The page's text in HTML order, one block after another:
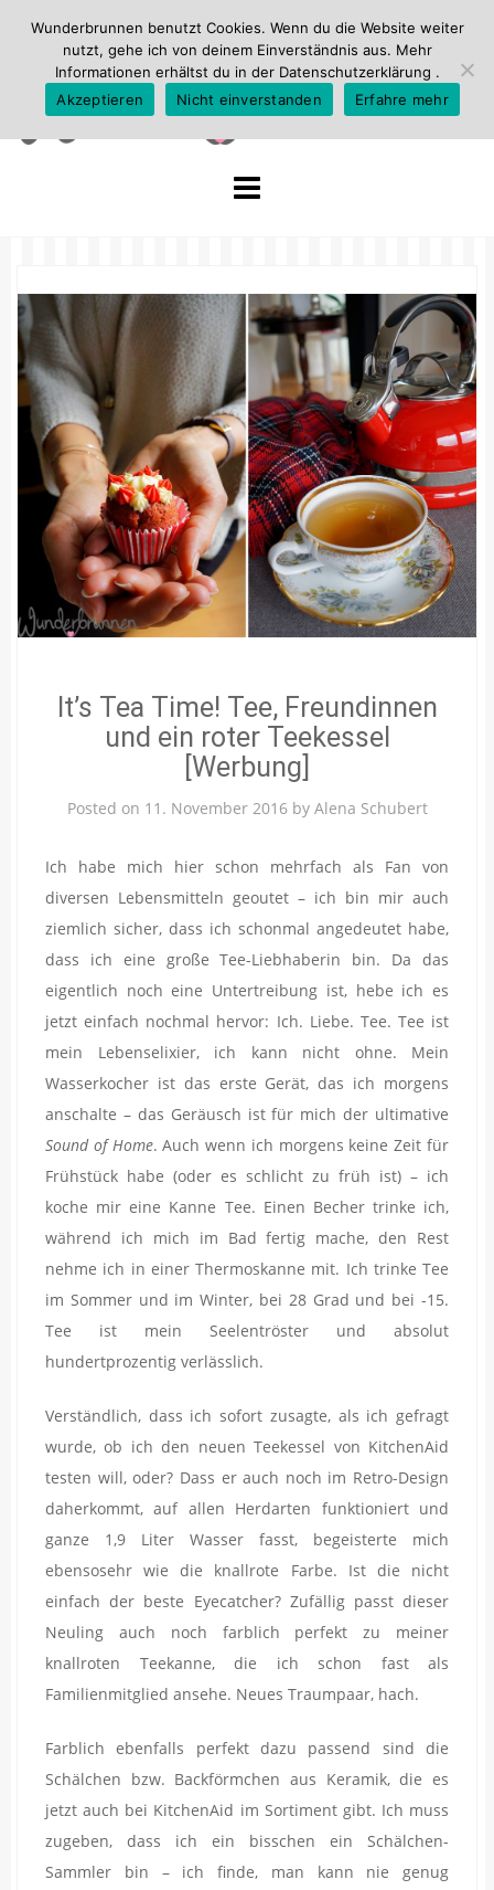
It’s Tea Time! Tee, Freundinnen
und ein roter Teekessel
[Werbung]
Posted on 11. November 2016by Alena Schubert
Ich habe mich hier schon mehrfach als Fan von
diversen Lebensmitteln geoutet – ich bin mir auch
ziemlich sicher, dass ich schonmal angedeutet habe,
dass ich eine große Tee-Liebhaberin bin. Da das
eigentlich noch eine Untertreibung ist, hebe ich es
jetzt einfach nochmal hervor: Ich. Liebe. Tee. Tee ist
mein Lebenselixier, ich kann nicht ohne. Mein
Wasserkocher ist das erste Gerät, das ich morgens
anschalte – das Geräusch ist für mich der ultimative
Sound of Home. Auch wenn ich morgens keine Zeit für
Frühstück habe (oder es schlicht zu früh ist) – ich
koche mir eine Kanne Tee. Einen Becher trinke ich,
während ich mich im Bad fertig mache, den Rest
nehme ich in einer Thermoskanne mit. Ich trinke Tee
im Sommer und im Winter, bei 28 Grad und bei -15.
Tee ist mein Seelentröster und absolut
hundertprozentig verlässlich.
Verständlich, dass ich sofort zusagte, als ich gefragt
wurde, ob ich den neuen Teekessel von KitchenAid
testen will, oder? Dass er auch noch im Retro-Design
daherkommt, auf allen Herdarten funktioniert und
ganze 1,9 Liter Wasser fasst, begeisterte mich
ebensosehr wie die knallrote Farbe. Ist die nicht
einfach der beste Eyecatcher? Zufällig passt dieser
Neuling auch noch farblich perfekt zu meiner
knallroten Teekanne, die ich schon fast als
Familienmitglied ansehe. Neues Traumpaar, hach.
Farblich ebenfalls perfekt dazu passend sind die
Schälchen bzw. Backförmchen aus Keramik, die es
jetzt auch bei KitchenAid im Sortiment gibt. Ich muss
zugeben, dass ich ein bisschen ein Schälchen-
Sammler bin – ich finde, man kann nie genug
Wunderbrunnen benutzt Cookies. Wenn du die Website weiter
nutzt, gehe ich von deinem Einverständnis aus. Mehr
Informationen erhältst du in der Datenschutzerklärung .
Akzeptieren
Nicht einverstanden Erfahre mehr